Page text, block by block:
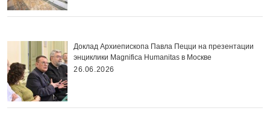
Доклад Архиепископа Павла Пецци на презентации
энциклики Magnifica Нumanitas в Москве
26.06.2026